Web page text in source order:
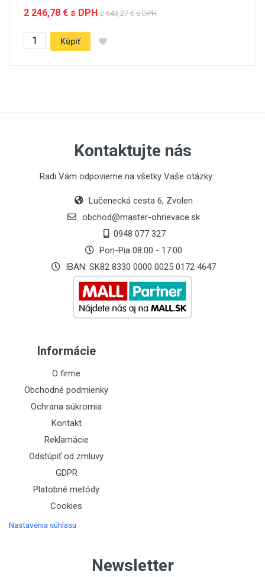
2 246,78 € s DPH 2 643,27 € s DPH
Kúpiť
Kontaktujte nás
Radi Vám odpovieme na všetky Vaše otázky.
Lučenecká cesta 6, Zvolen
obchod@master-ohrievace.sk
0948 077 327
Pon-Pia 08:00 - 17:00
IBAN: SK82 8330 0000 0025 0172 4647
Informácie
O firme
Obchodné podmienky
Ochrana súkromia
Kontakt
Reklamácie
Odstúpiť od zmluvy
GDPR
Platobné metódy
Cookies
Nastavenia súhlasu
Newsletter